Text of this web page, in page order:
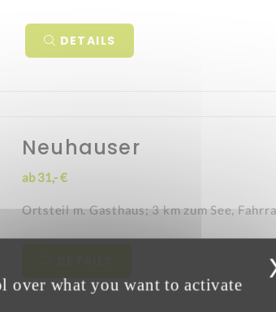
DETAILS
Neuhauser
ab 31,- €
Ortsteil m. Gasthaus; 3 km zum See,
over what you want to activate